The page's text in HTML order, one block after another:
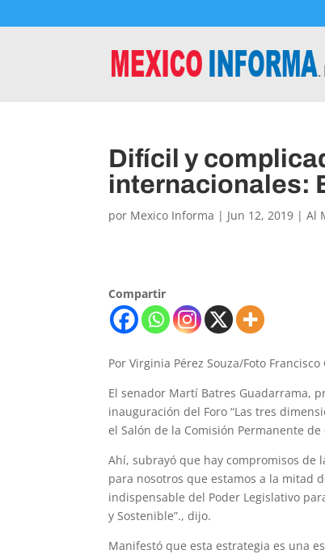
Difícil y
internacionales:
por Mexico Informa | Jun 12, 2019 |Al
Compartir
Por Virginia Pérez Souza/Foto
El senador Martí Batres Guadarrama,
inauguración del Foro “Las tres
el Salón de la Comisión Permanente
Ahí, subrayó que hay compromisos de
para nosotros que estamos a la mitad
indispensable del Poder Legislativo
y Sostenible”., dijo.
Manifestó que esta estrategia es una